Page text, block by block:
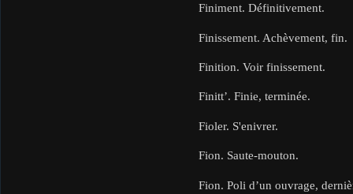
Finiment. Définitivement.
Finissement. Achèvement, fin.
Finition. Voir finissement.
Finitt’. Finie, terminée.
Fioler. S'enivrer.
Fion. Saute-mouton.
Fion. Poli d’un ouvrage,